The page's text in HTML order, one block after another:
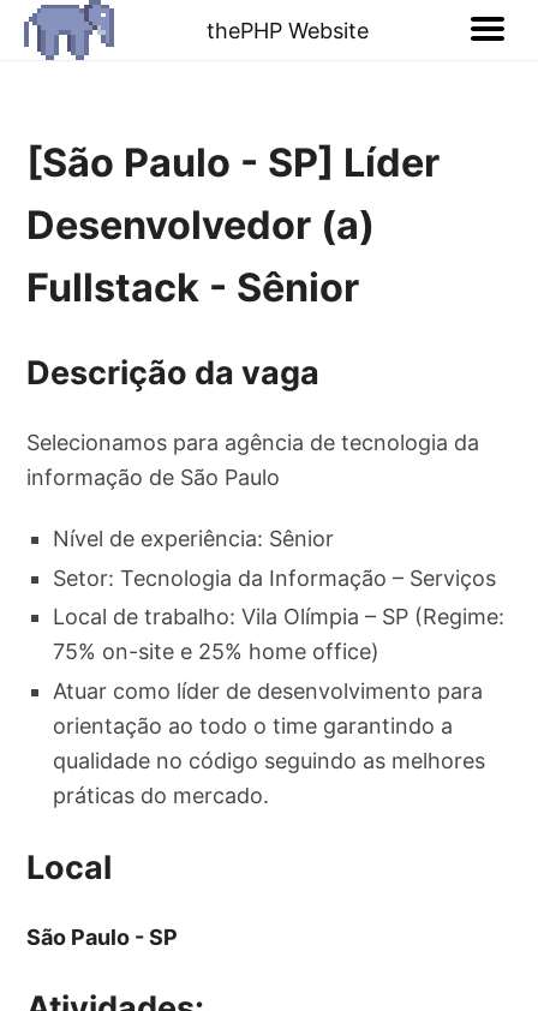
thePHP Website
[São Paulo - SP] Líder
Desenvolvedor (a)
Fullstack - Sênior
Descrição da vaga
Selecionamos para agência de tecnologia da
informação de São Paulo
Nível de experiência: Sênior
Setor: Tecnologia da Informação – Serviços
Local de trabalho: Vila Olímpia – SP (Regime:
75% on-site e 25% home office)
Atuar como líder de desenvolvimento para
orientação ao todo o time garantindo a
qualidade no código seguindo as melhores
práticas do mercado.
Local
São Paulo - SP